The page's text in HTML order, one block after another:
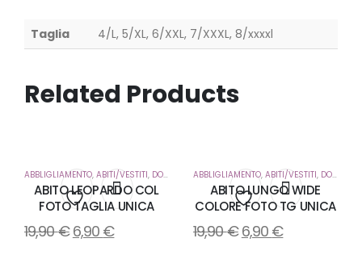
Taglia 4/L, 5/XL, 6/XXL, 7/XXXL, 8/xxxxl
Related Products
Aggiungi
ABBLIGLIAMENTO, ABITI/VESTITI, DONNA
ABITO LEOPARDO COL
FOTO TAGLIA UNICA
19,90€ 6,90 €
Aggiungi
ABBLIGLIAMENTO, ABITI/VESTITI, DONNA
ABITO LUNGO WIDE
COLORE FOTO TG UNICA
19,90€ 6,90 €